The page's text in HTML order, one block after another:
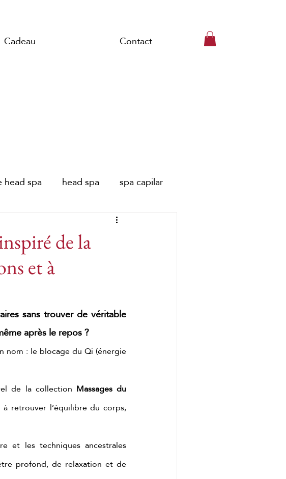
Cadeau Contact
head spa head spa spa capilar
spa capillaire Paris
Massage au matcha
matcha
Le cadeau idéal
de la
et à
sans trouver de véritable
après le repos ?
nom : le blocage du Qi (énergie
de la collection Massages du
retrouver l’équilibre du corps,
et les techniques ancestrales
profond, de relaxation et de